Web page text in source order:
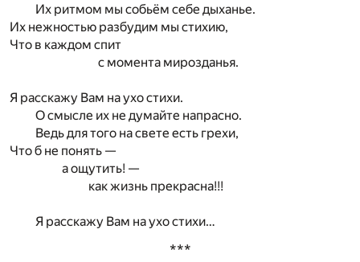
Их ритмом мы собьём себе дыханье.
Их нежностью разбудим мы стихию,
Что в каждом спит
с момента мирозданья.
Я расскажу Вам на ухо стихи.
О смысле их не думайте напрасно.
Ведь для того на свете есть грехи,
Что б не понять —
а ощутить! —
как жизнь прекрасна!!!
Я расскажу Вам на ухо стихи…
***